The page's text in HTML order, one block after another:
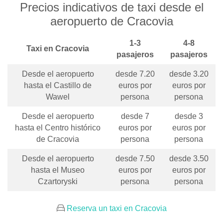
Precios indicativos de taxi desde el
aeropuerto de Cracovia
Taxi en Cracovia
1-3
pasajeros
4-8
pasajeros
Desde el aeropuerto
hasta el Castillo de
Wawel
desde 7.20
euros por
persona
desde 3.20
euros por
persona
Desde el aeropuerto
hasta el Centro histórico
de Cracovia
desde 7
euros por
persona
desde 3
euros por
persona
Desde el aeropuerto
hasta el Museo
Czartoryski
desde 7.50
euros por
persona
desde 3.50
euros por
persona
Reserva un taxi en Cracovia